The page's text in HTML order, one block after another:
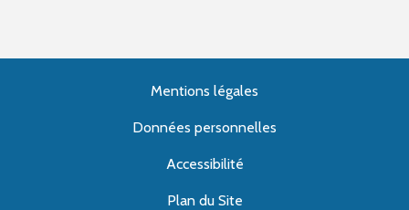
Mentions légales
Données personnelles
Accessibilité
Plan du Site